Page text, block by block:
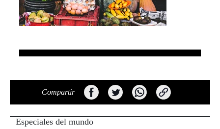
Compartir
Especiales del mundo